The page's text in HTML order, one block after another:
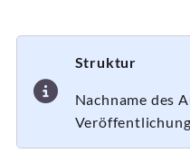
Struktur
Nachname des